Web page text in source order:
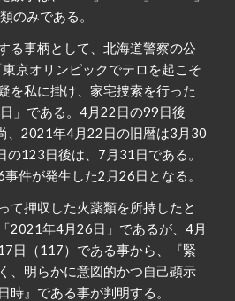
のみである。
る事柄として、北海道警察の公
京オリンピックでテロを起こそ
を私に掛け、家宅捜索を行った
」である。4月22日の99日後
、2021年4月22日の旧暦は3月30
の123日後は、7月31日である。
件が発生した2月26日となる。
て押収した火薬類を所持したと
2021年4月26日」であるが、4月
日（117）である事から、『緊
、明らかに意図的かつ自己顕示
時』である事が判明する。